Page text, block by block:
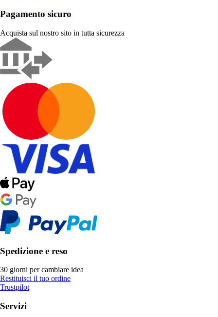
Pagamento sicuro
Acquista sul nostro sito in tutta sicurezza
Spedizione e reso
30 giorni per cambiare idea
Restituisci il tuo ordine
Trustpilot
Servizi